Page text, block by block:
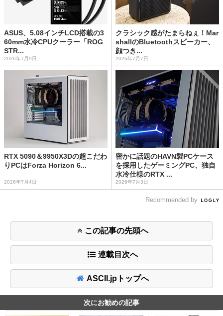
ASUS、5.08インチLCD搭載の3
60mm水冷CPUクーラー「ROG
STR...
2026年7月9日
クラシック感がたまらねぇ！Mar
shallのBluetoothスピーカー、
顔つき...
2026年7月7日
RTX 5090＆9950X3Dの超こだわ
りPCはForza Horizon 6...
2026年7月4日
密かに話題のHAVN製PCケース
を採用したゲーミングPC、独自
水冷仕様のRTX ...
2026年7月3日
Recommended by
この記事の先頭へ
連載目次へ
ASCII.jpトップへ
次にお勧めの記事